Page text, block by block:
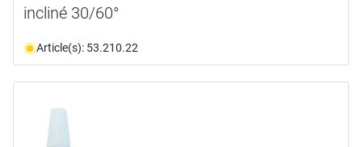
incliné 30/60°
Article(s): 53.210.22